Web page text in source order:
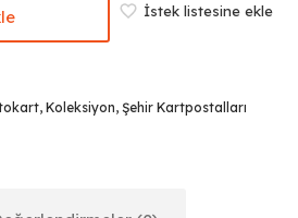
İstek listesine ekle
, Koleksiyon, Şehir Kartpostalları